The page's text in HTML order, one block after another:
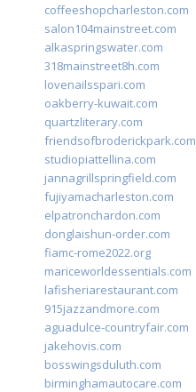
coffeeshopcharleston.com
salon104mainstreet.com
alkaspringswater.com
318mainstreet8h.com
lovenailsspari.com
oakberry-kuwait.com
quartzliterary.com
friendsofbroderickpark.com
studiopiattellina.com
jannagrillspringfield.com
fujiyamacharleston.com
elpatronchardon.com
donglaishun-order.com
fiamc-rome2022.org
mariceworldessentials.com
lafisheriarestaurant.com
915jazzandmore.com
aguadulce-countryfair.com
jakehovis.com
bosswingsduluth.com
birminghamautocare.com